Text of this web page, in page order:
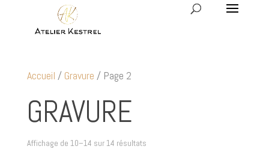
Accueil / Gravure / Page 2
GRAVURE
Affichage de 10–14 sur 14 résultatsTrié